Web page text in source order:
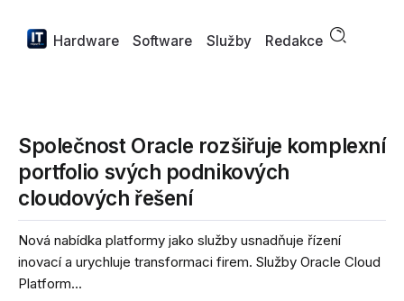
Hardware Software Služby Redakce
Společnost Oracle rozšiřuje komplexní
portfolio svých podnikových
cloudových řešení
Nová nabídka platformy jako služby usnadňuje řízení
inovací a urychluje transformaci firem. Služby Oracle Cloud
Platform...